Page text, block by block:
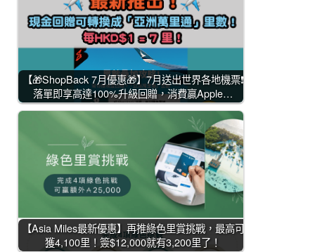
【🎁ShopBack 7月優惠🎁】7月送出世界各地機票❗
落單即享高達100%升級回贈，消費贏Apple…
【Asia Miles最新優惠】再推綠色里賞挑戰，最高可
獲4,100里！簽$12,000就有3,200里了！